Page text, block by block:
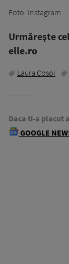
Foto: Instagram
Urmăreşte
elle.ro
Laura Cosoi
Daca ti-a placut
GOOGLE